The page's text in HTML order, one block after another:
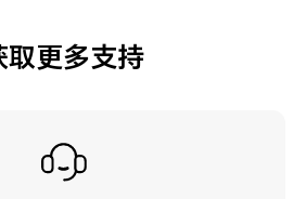
取更多支持